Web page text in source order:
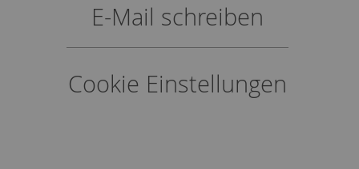
E-Mail schreiben
Cookie Einstellungen